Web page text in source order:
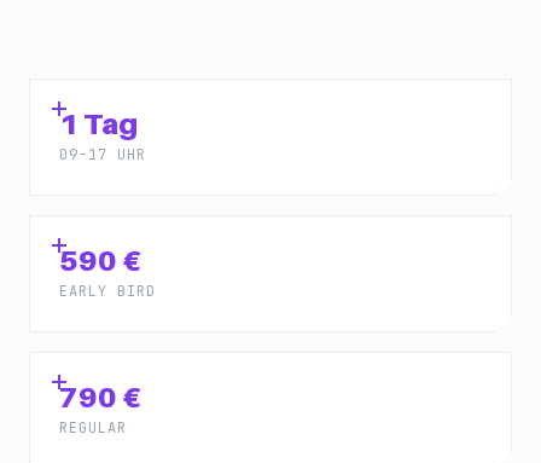
1 Tag
09-17 UHR
590 €
EARLY BIRD
790 €
REGULAR